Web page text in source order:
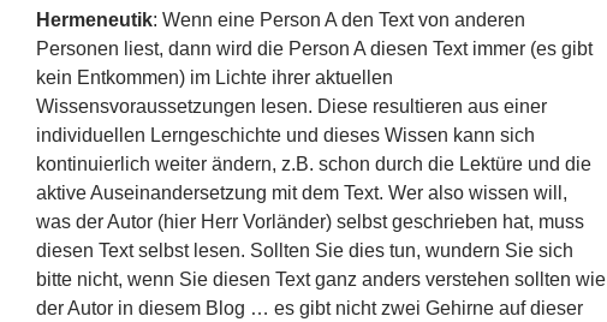
Hermeneutik: Wenn eine Person A den Text von anderen
Personen liest, dann wird die Person A diesen Text immer (es gibt
kein Entkommen) im Lichte ihrer aktuellen
Wissensvoraussetzungen lesen. Diese resultieren aus einer
individuellen Lerngeschichte und dieses Wissen kann sich
kontinuierlich weiter ändern, z.B. schon durch die Lektüre und die
aktive Auseinandersetzung mit dem Text. Wer also wissen will,
was der Autor (hier Herr Vorländer) selbst geschrieben hat, muss
diesen Text selbst lesen. Sollten Sie dies tun, wundern Sie sich
bitte nicht, wenn Sie diesen Text ganz anders verstehen sollten wie
der Autor in diesem Blog … es gibt nicht zwei Gehirne auf dieser